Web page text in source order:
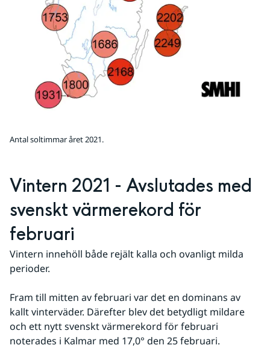
Antal soltimmar året 2021.
Vintern 2021 - Avslutades med
svenskt värmerekord för
februari
Vintern innehöll både rejält kalla och ovanligt milda
perioder.
Fram till mitten av februari var det en dominans av
kallt vinterväder. Därefter blev det betydligt mildare
och ett nytt svenskt värmerekord för februari
noterades i Kalmar med 17,0° den 25 februari.